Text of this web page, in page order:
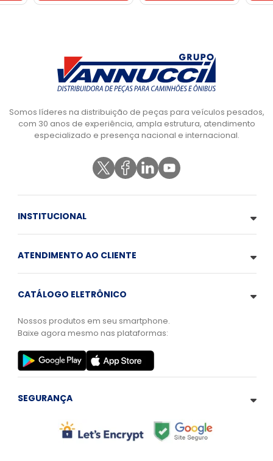
Somos líderes na distribuição de peças para veículos pesados,
com 30 anos de experiência, ampla estrutura, atendimento
especializado e presença nacional e internacional.
INSTITUCIONAL
ATENDIMENTO AO CLIENTE
CATÁLOGO ELETRÔNICO
Nossos produtos em seu smartphone.
Baixe agora mesmo nas plataformas:
SEGURANÇA